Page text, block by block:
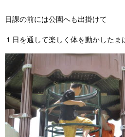
日課の前には公園へも出掛けて
１日を通して楽しく体を動かしたま